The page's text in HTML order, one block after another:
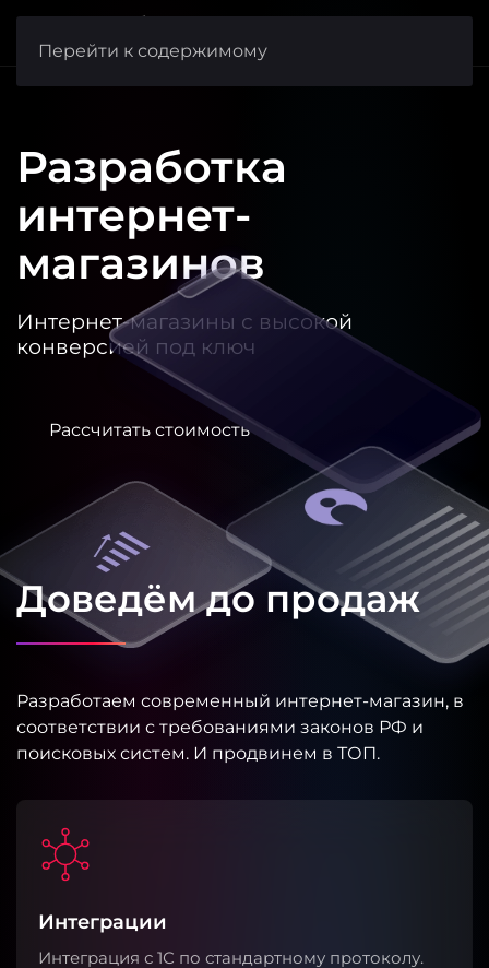
Перейти к содержимому
веб-студия
FishCode
Разработка
интернет-
магазинов
Интернет-магазины с высокой
конверсией под ключ
Рассчитать стоимость
Доведём до продаж
Разработаем современный интернет-магазин, в
соответствии с требованиями законов РФ и
поисковых систем. И продвинем в ТОП.
Интеграции
Интеграция с 1С по стандартному протоколу.